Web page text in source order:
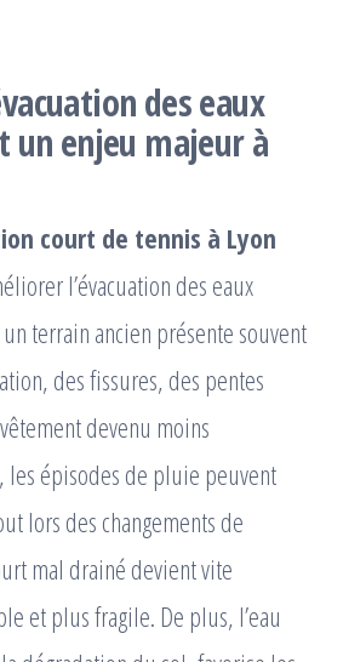
des eaux
un enjeu majeur à
court de tennis à Lyon
l’évacuation des eaux
terrain ancien présente souvent
des fissures, des pentes
devenu moins
les épisodes de pluie peuvent
lors des changements de
mal drainé devient vite
et plus fragile. De plus, l’eau